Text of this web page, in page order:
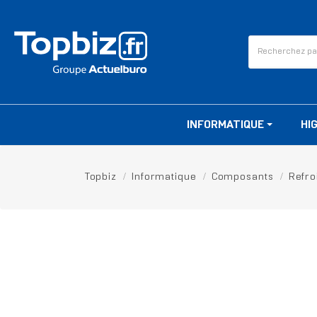
INFORMATIQUE
Topbiz Informatique Composants